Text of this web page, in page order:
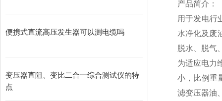
便携式直流高压发生器可以测电缆吗
变压器直阻、变比二合一综合测试仪的特
点
产品简介：
用于发电行
水净化及废
脱水、脱气
为适应电力
小，比例重
滤变压器油